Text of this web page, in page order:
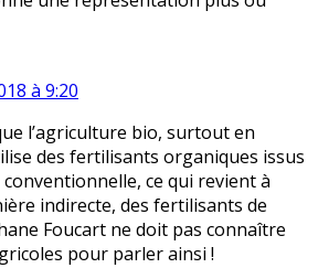
à 9:20
l’agriculture bio, surtout en
des fertilisants organiques issus
ce qui revient à
indirecte, des fertilisants de
Foucart ne doit pas connaître
pour parler ainsi !